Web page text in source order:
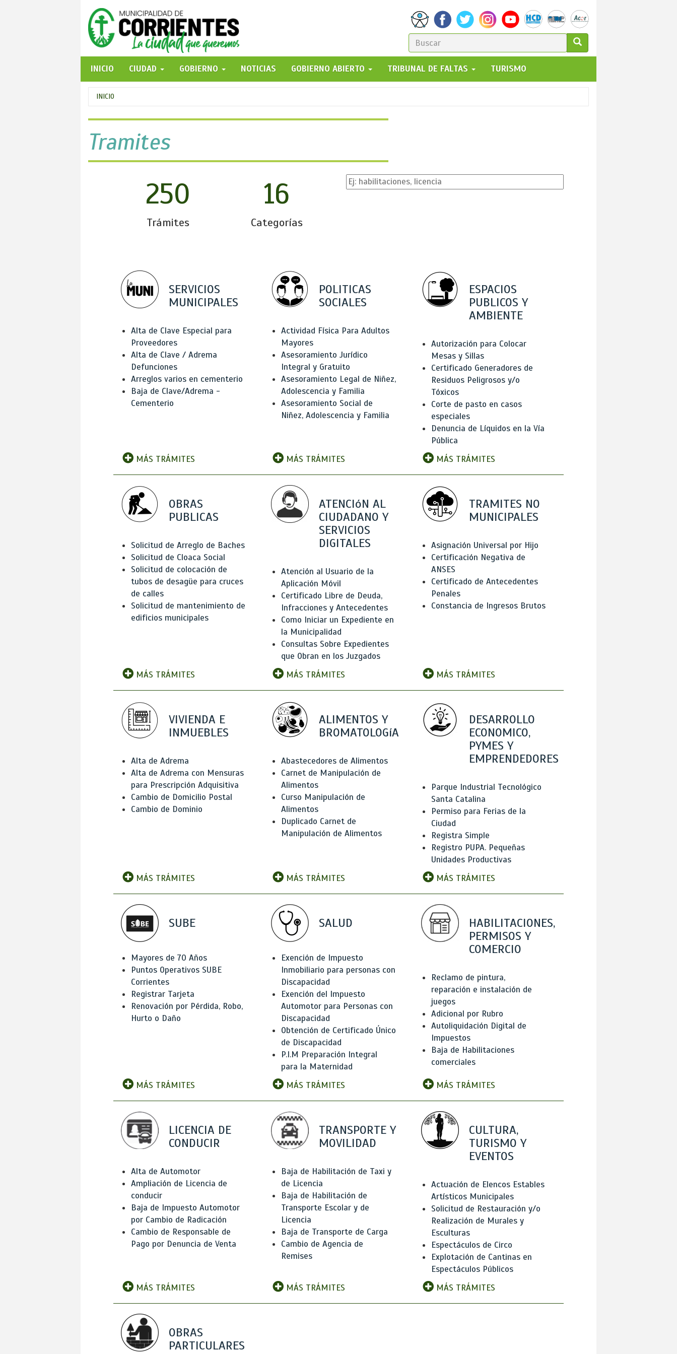
FORMULARIO
DE
BÚSQUEDA
GO!
INICIO
CIUDAD GOBIERNO NOTICIAS GOBIERNO ABIERTO TRIBUNAL DE FALTAS TURISMO
Se
encuentra
usted
aquí
INICIO
Tramites
250
Trámites
16
Categorías
SERVICIOS
MUNICIPALES
Alta de Clave Especial para
Proveedores
Alta de Clave / Adrema
Defunciones
Arreglos varios en cementerio
Baja de Clave/Adrema -
Cementerio
MÁS TRÁMITES
POLITICAS
SOCIALES
Actividad Física Para Adultos
Mayores
Asesoramiento Jurídico
Integral y Gratuito
Asesoramiento Legal de Niñez,
Adolescencia y Familia
Asesoramiento Social de
Niñez, Adolescencia y Familia
MÁS TRÁMITES
ESPACIOS
PUBLICOS Y
AMBIENTE
Autorización para Colocar
Mesas y Sillas
Certificado Generadores de
Residuos Peligrosos y/o
Tóxicos
Corte de pasto en casos
especiales
Denuncia de Líquidos en la Vía
Pública
MÁS TRÁMITES
OBRAS
PUBLICAS
Solicitud de Arreglo de Baches
Solicitud de Cloaca Social
Solicitud de colocación de
tubos de desagüe para cruces
de calles
Solicitud de mantenimiento de
edificios municipales
MÁS TRÁMITES
ATENCIóN AL
CIUDADANO Y
SERVICIOS
DIGITALES
Atención al Usuario de la
Aplicación Móvil
Certificado Libre de Deuda,
Infracciones y Antecedentes
Como Iniciar un Expediente en
la Municipalidad
Consultas Sobre Expedientes
que Obran en los Juzgados
MÁS TRÁMITES
TRAMITES NO
MUNICIPALES
Asignación Universal por Hijo
Certificación Negativa de
ANSES
Certificado de Antecedentes
Penales
Constancia de Ingresos Brutos
MÁS TRÁMITES
VIVIENDA E
INMUEBLES
Alta de Adrema
Alta de Adrema con Mensuras
para Prescripción Adquisitiva
Cambio de Domicilio Postal
Cambio de Dominio
MÁS TRÁMITES
ALIMENTOS Y
BROMATOLOGíA
Abastecedores de Alimentos
Carnet de Manipulación de
Alimentos
Curso Manipulación de
Alimentos
Duplicado Carnet de
Manipulación de Alimentos
MÁS TRÁMITES
DESARROLLO
ECONOMICO,
PYMES Y
EMPRENDEDORES
Parque Industrial Tecnológico
Santa Catalina
Permiso para Ferias de la
Ciudad
Registra Simple
Registro PUPA. Pequeñas
Unidades Productivas
MÁS TRÁMITES
SUBE
Mayores de 70 Años
Puntos Operativos SUBE
Corrientes
Registrar Tarjeta
Renovación por Pérdida, Robo,
Hurto o Daño
MÁS TRÁMITES
SALUD
Exención de Impuesto
Inmobiliario para personas con
Discapacidad
Exención del Impuesto
Automotor para Personas con
Discapacidad
Obtención de Certificado Único
de Discapacidad
P.I.M Preparación Integral
para la Maternidad
MÁS TRÁMITES
HABILITACIONES,
PERMISOS Y
COMERCIO
Reclamo de pintura,
reparación e instalación de
juegos
Adicional por Rubro
Autoliquidación Digital de
Impuestos
Baja de Habilitaciones
comerciales
MÁS TRÁMITES
LICENCIA DE
CONDUCIR
Alta de Automotor
Ampliación de Licencia de
conducir
Baja de Impuesto Automotor
por Cambio de Radicación
Cambio de Responsable de
Pago por Denuncia de Venta
MÁS TRÁMITES
TRANSPORTE Y
MOVILIDAD
Baja de Habilitación de Taxi y
de Licencia
Baja de Habilitación de
Transporte Escolar y de
Licencia
Baja de Transporte de Carga
Cambio de Agencia de
Remises
MÁS TRÁMITES
CULTURA,
TURISMO Y
EVENTOS
Actuación de Elencos Estables
Artísticos Municipales
Solicitud de Restauración y/o
Realización de Murales y
Esculturas
Espectáculos de Circo
Explotación de Cantinas en
Espectáculos Públicos
MÁS TRÁMITES
OBRAS
PARTICULARES